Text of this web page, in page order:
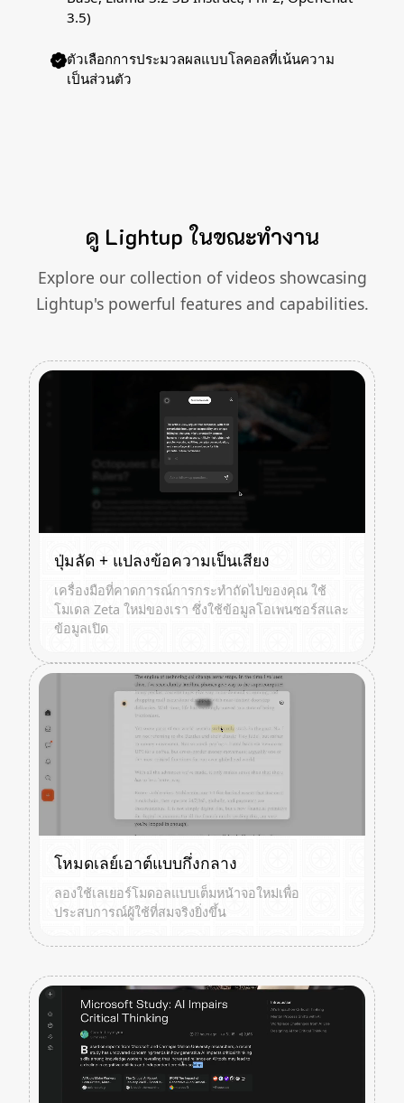
3.5)
ตัวเลือกการประมวลผลแบบโลคอลที่เน้นความ
เป็นส่วนตัว
ดู Lightup ในขณะทำงาน
Explore our collection of videos showcasing
Lightup's powerful features and capabilities.
ปุ่มลัด + แปลงข้อความเป็นเสียง
เครื่องมือที่คาดการณ์การกระทำถัดไปของคุณ ใช้
โมเดล Zeta ใหม่ของเรา ซึ่งใช้ข้อมูลโอเพนซอร์สและ
ข้อมูลเปิด
โหมดเลย์เอาต์แบบกึ่งกลาง
ลองใช้เลเยอร์โมดอลแบบเต็มหน้าจอใหม่เพื่อ
ประสบการณ์ผู้ใช้ที่สมจริงยิ่งขึ้น